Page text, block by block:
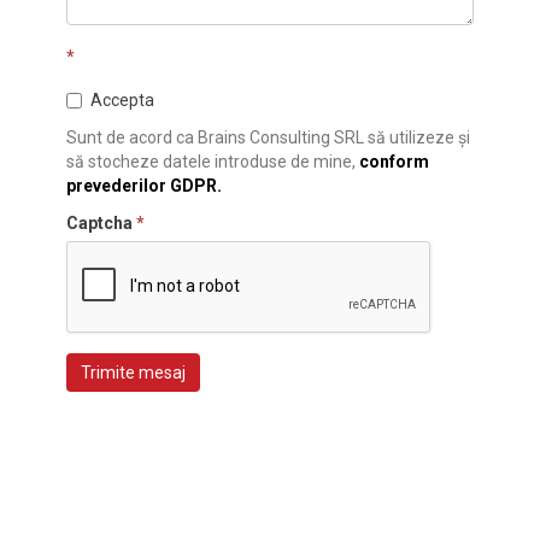
*
Accepta
Sunt de acord ca Brains Consulting SRL să utilizeze și
să stocheze datele introduse de mine, conform
prevederilor GDPR.
Captcha *
Trimite mesaj